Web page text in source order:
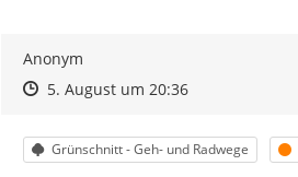
Anonym
Zeitpunkt des Erstellens
Zeitpunkt des Erstellens
5. August um 20:36Zur Äußerung
Kategorie
Grünschnitt - Geh- und Radwege